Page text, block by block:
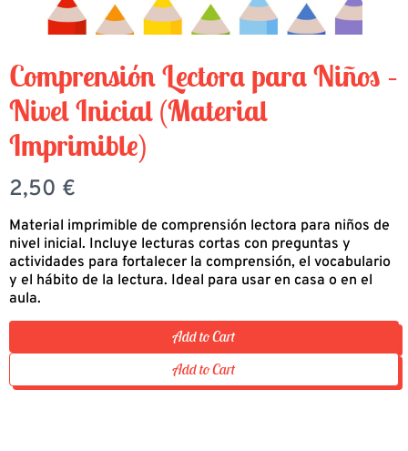
Comprensión Lectora para Niños –
Nivel Inicial (Material
Imprimible)
N
o
w
2,50 €
Material imprimible de comprensión lectora para niños de
nivel inicial. Incluye lecturas cortas con preguntas y
actividades para fortalecer la comprensión, el vocabulario
y el hábito de la lectura. Ideal para usar en casa o en el
aula.
Add to Cart
Add to Cart